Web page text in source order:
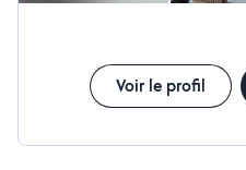
Voir le profil